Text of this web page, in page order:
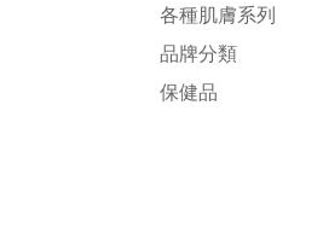
各種肌膚系列
品牌分類
保健品